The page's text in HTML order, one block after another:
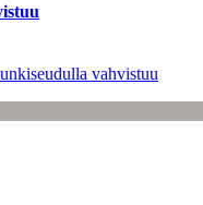
vahvistuu